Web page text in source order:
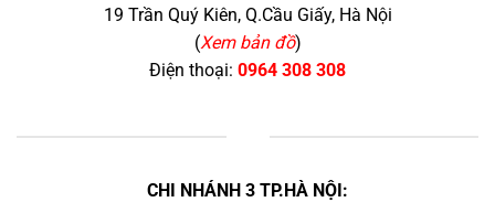
19 Trần Quý Kiên, Q.Cầu Giấy, Hà Nội
(Xem bản đồ)
Điện thoại: 0964 308 308
CHI NHÁNH 3 TP.HÀ NỘI: